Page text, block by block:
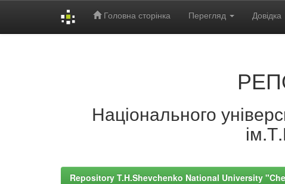
Головна сторінка Перегляд Довідка
Національного
Repository T.H.Shevchenko National University